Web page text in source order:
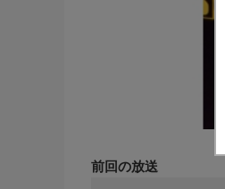
前回の放送